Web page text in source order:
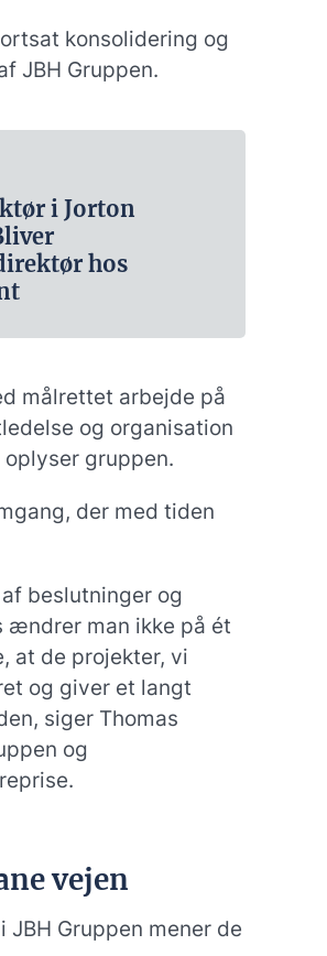
konsolidering og
JBH Gruppen.
i Jorton
hos
målrettet arbejde på
og organisation
gruppen.
der med tiden
beslutninger og
ændrer man ikke på ét
at de projekter, vi
og giver et langt
siger Thomas
og
vejen
Gruppen mener de